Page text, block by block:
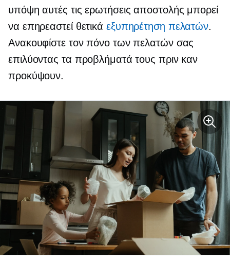
υπόψη αυτές τις ερωτήσεις αποστολής μπορεί
να επηρεαστεί θετικά εξυπηρέτηση πελατών.
Ανακουφίστε τον πόνο των πελατών σας
επιλύοντας τα προβλήματά τους πριν καν
προκύψουν.